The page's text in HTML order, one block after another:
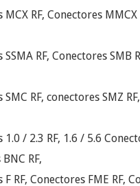
MCX RF, Conectores MMCX
RF, Conectores SMB
RF, conectores SMZ
1.0 / 2.3 RF, 1.6 / 5.6
RF,
RF, Conectores FME RF,